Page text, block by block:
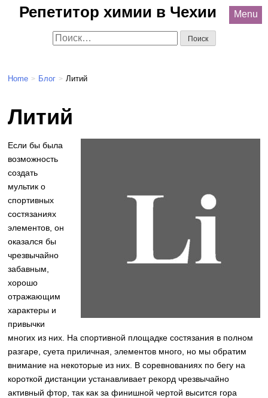
Menu
Репетитор химии в Чехии
Search:
Home > Блог > Литий
Литий
Если бы была
возможность
создать
мультик о
спортивных
состязаниях
элементов, он
оказался бы
чрезвычайно
забавным,
хорошо
отражающим
характеры и
привычки
многих из них. На спортивной площадке состязания в полном
разгаре, суета приличная, элементов много, но мы обратим
внимание на некоторые из них. В соревнованиях по бегу на
короткой дистанции устанавливает рекорд чрезвычайно
активный фтор, так как за финишной чертой высится гора